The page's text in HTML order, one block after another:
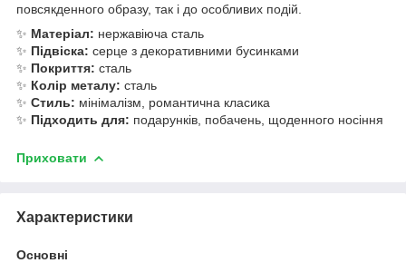
повсякденного образу, так і до особливих подій.
✨ Матеріал: нержавіюча сталь
✨ Підвіска: серце з декоративними бусинками
✨ Покриття: сталь
✨ Колір металу: сталь
✨ Стиль: мінімалізм, романтична класика
✨ Підходить для: подарунків, побачень, щоденного носіння
Приховати
Характеристики
Основні